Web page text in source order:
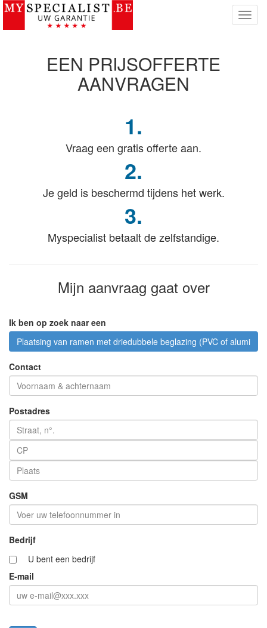
T
o
EEN PRIJSOFFERTE
AANVRAGEN
1.
Vraag een gratis offerte aan.
2.
Je geld is beschermd tijdens het werk.
3.
Myspecialist betaalt de zelfstandige.
Mijn aanvraag gaat over
Ik ben op zoek naar een
Plaatsing van ramen met driedubbele beglazing (PVC of
Contact
Postadres
GSM
Bedrijf
U bent een bedrijf
E-mail